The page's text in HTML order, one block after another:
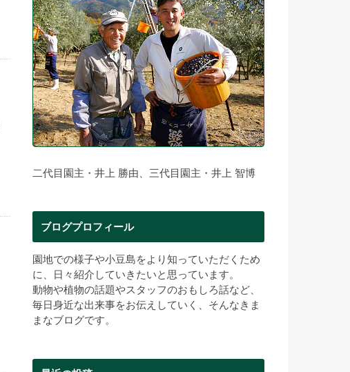
二代目園主・井上 勝由、三代目園主・井上 智博
ブログプロフィール
園地での様子や小豆島をより知っていただくため
に、日々紹介していきたいと思っています。
動物や植物の話題やスタッフのおもしろ話など、
毎日身近な出来事をお伝えしていく、そんなきま
まなブログです。